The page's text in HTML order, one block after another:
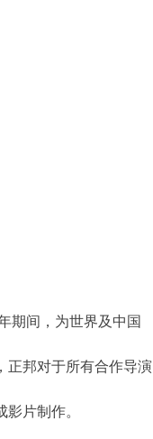
期间，为世界及中国
正邦对于所有合作导演
片制作。